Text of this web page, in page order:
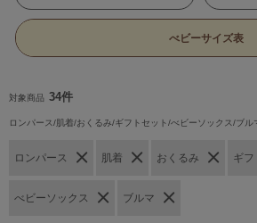
べビーサイズ表
対象商品 34件
ロンパース/肌着/おくるみ/ギフトセット/べビーソックス/ブル
ロンパース 肌着 おくるみ ギフ
べビーソックス ブルマ